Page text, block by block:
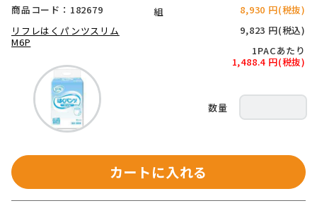
商品コード：182679
リフレはくパンツスリム
M6P
組
8,930 円(税抜)
9,823 円(税込)
1PACあたり
1,488.4 円(税抜)
カートに入れる